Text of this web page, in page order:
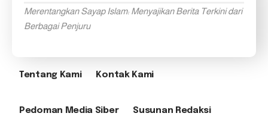
Merentangkan Sayap Islam: Menyajikan Berita Terkini dari
Berbagai Penjuru
Tentang Kami Kontak Kami
Pedoman Media Siber Susunan Redaksi